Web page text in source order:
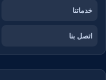
خدماتنا
اتصل بنا